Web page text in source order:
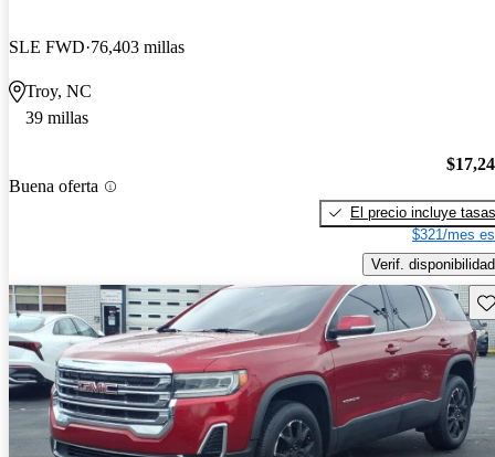
SLE FWD 76,403 millas
Troy, NC
39 millas
Buena oferta
El precio incluye tasas
$321/mes
Verif. disponibilidad